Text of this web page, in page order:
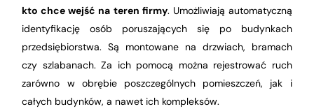
kto chce wejść na teren firmy. Umożliwiają automatyczną
identyfikację osób poruszających się po budynkach
przedsiębiorstwa. Są montowane na drzwiach, bramach
czy szlabanach. Za ich pomocą można rejestrować ruch
zarówno w obrębie poszczególnych pomieszczeń, jak i
całych budynków, a nawet ich kompleksów.